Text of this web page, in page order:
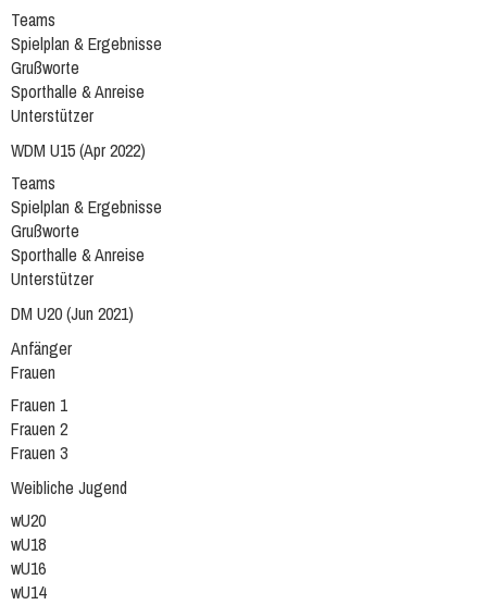
Teams
Spielplan & Ergebnisse
Grußworte
Sporthalle & Anreise
Unterstützer
WDM U15 (Apr 2022)
Teams
Spielplan & Ergebnisse
Grußworte
Sporthalle & Anreise
Unterstützer
DM U20 (Jun 2021)
Anfänger
Frauen
Frauen 1
Frauen 2
Frauen 3
Weibliche Jugend
wU20
wU18
wU16
wU14